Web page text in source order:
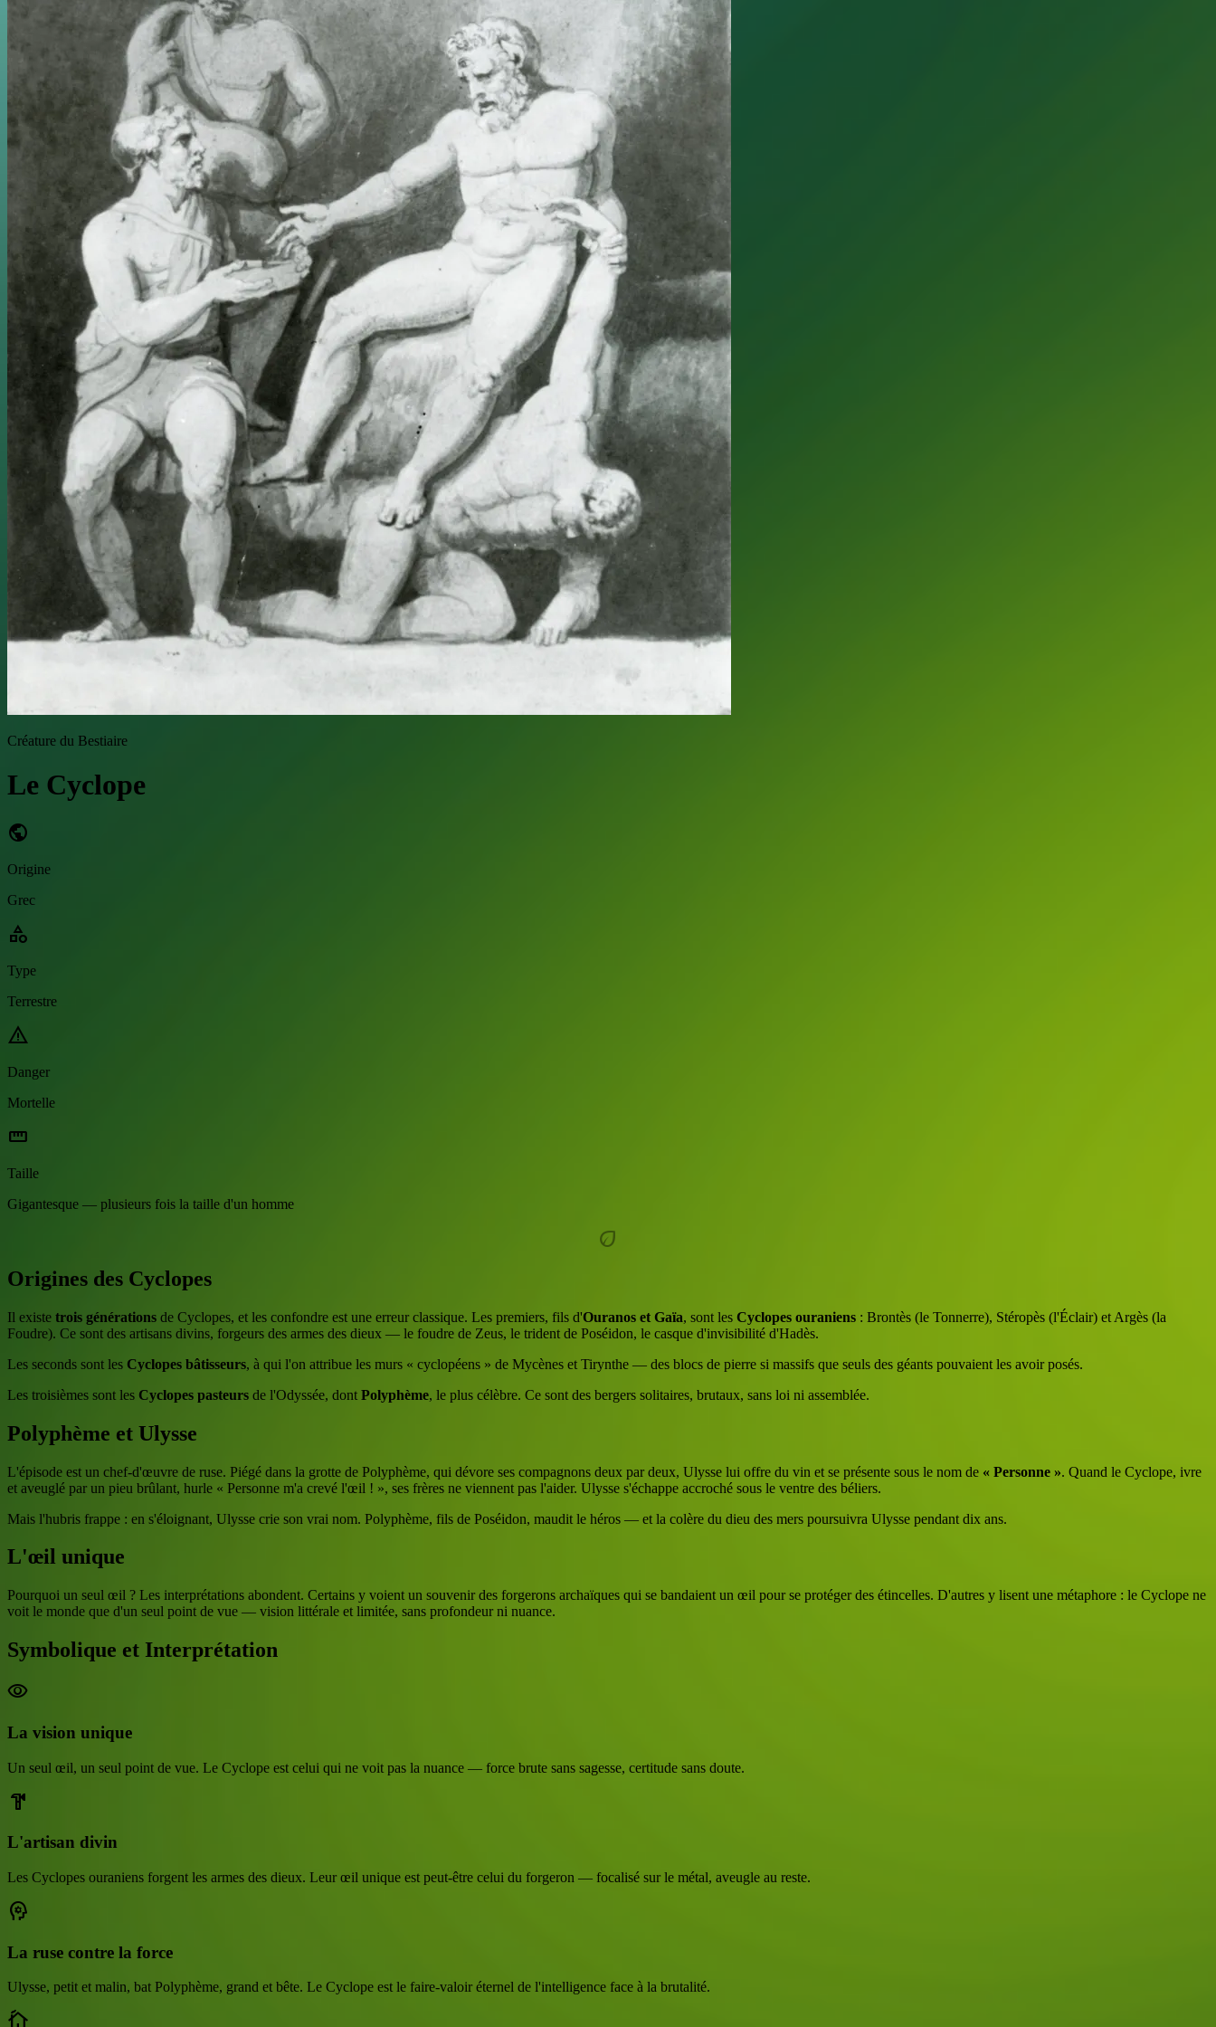
Créature du Bestiaire
Le Cyclope
public
Origine
Grec
category
Type
Terrestre
warning
Danger
Mortelle
straighten
Taille
Gigantesque — plusieurs fois la taille d'un homme
eco
Origines des Cyclopes
Il existe trois générations de Cyclopes, et les confondre est une erreur classique. Les premiers, fils d'Ouranos et Gaïa, sont les Cyclopes ouraniens : Brontès (le Tonnerre), Stéropès (l'Éclair) et Argès (la
Foudre). Ce sont des artisans divins, forgeurs des armes des dieux — le foudre de Zeus, le trident de Poséidon, le casque d'invisibilité d'Hadès.
Les seconds sont les Cyclopes bâtisseurs, à qui l'on attribue les murs « cyclopéens » de Mycènes et Tirynthe — des blocs de pierre si massifs que seuls des géants pouvaient les avoir posés.
Les troisièmes sont les Cyclopes pasteurs de l'Odyssée, dont Polyphème, le plus célèbre. Ce sont des bergers solitaires, brutaux, sans loi ni assemblée.
Polyphème et Ulysse
L'épisode est un chef-d'œuvre de ruse. Piégé dans la grotte de Polyphème, qui dévore ses compagnons deux par deux, Ulysse lui offre du vin et se présente sous le nom de « Personne ». Quand le Cyclope, ivre
et aveuglé par un pieu brûlant, hurle « Personne m'a crevé l'œil ! », ses frères ne viennent pas l'aider. Ulysse s'échappe accroché sous le ventre des béliers.
Mais l'hubris frappe : en s'éloignant, Ulysse crie son vrai nom. Polyphème, fils de Poséidon, maudit le héros — et la colère du dieu des mers poursuivra Ulysse pendant dix ans.
L'œil unique
Pourquoi un seul œil ? Les interprétations abondent. Certains y voient un souvenir des forgerons archaïques qui se bandaient un œil pour se protéger des étincelles. D'autres y lisent une métaphore : le Cyclope ne
voit le monde que d'un seul point de vue — vision littérale et limitée, sans profondeur ni nuance.
Symbolique et Interprétation
visibility
La vision unique
Un seul œil, un seul point de vue. Le Cyclope est celui qui ne voit pas la nuance — force brute sans sagesse, certitude sans doute.
hardware
L'artisan divin
Les Cyclopes ouraniens forgent les armes des dieux. Leur œil unique est peut-être celui du forgeron — focalisé sur le métal, aveugle au reste.
psychology
La ruse contre la force
Ulysse, petit et malin, bat Polyphème, grand et bête. Le Cyclope est le faire-valoir éternel de l'intelligence face à la brutalité.
cottage